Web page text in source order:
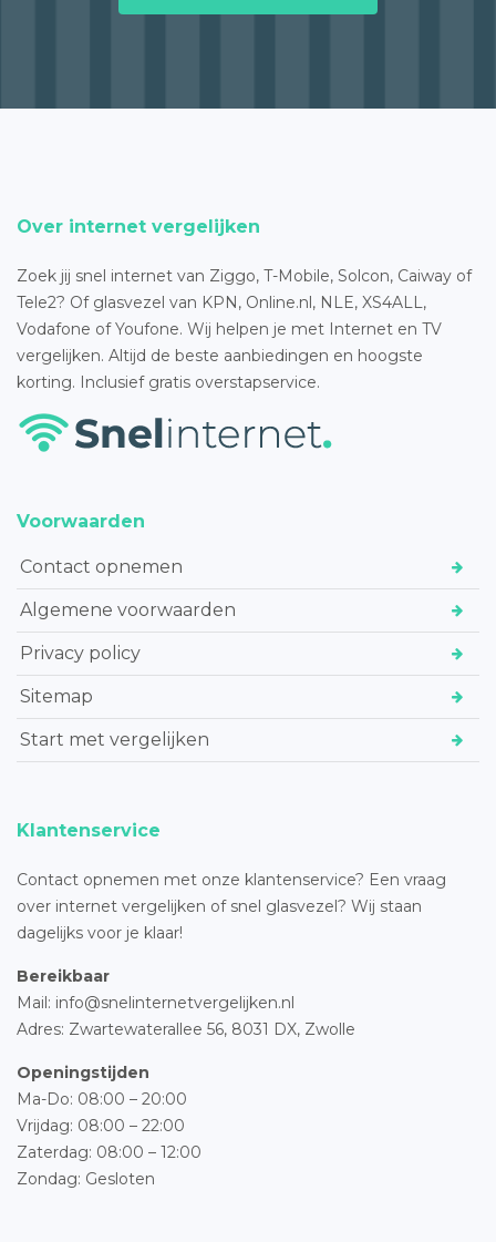
Over internet vergelijken
Zoek jij snel internet van Ziggo, T-Mobile, Solcon, Caiway of
Tele2? Of glasvezel van KPN, Online.nl, NLE, XS4ALL,
Vodafone of Youfone. Wij helpen je met Internet en TV
vergelijken. Altijd de beste aanbiedingen en hoogste
korting. Inclusief gratis overstapservice.
Voorwaarden
Contact opnemen
Algemene voorwaarden
Privacy policy
Sitemap
Start met vergelijken
Klantenservice
Contact opnemen met onze klantenservice? Een vraag
over internet vergelijken of snel glasvezel? Wij staan
dagelijks voor je klaar!
Bereikbaar
Mail: info@snelinternetvergelijken.nl
Adres: Zwartewaterallee 56, 8031 DX, Zwolle
Openingstijden
Ma-Do: 08:00 – 20:00
Vrijdag: 08:00 – 22:00
Zaterdag: 08:00 – 12:00
Zondag: Gesloten